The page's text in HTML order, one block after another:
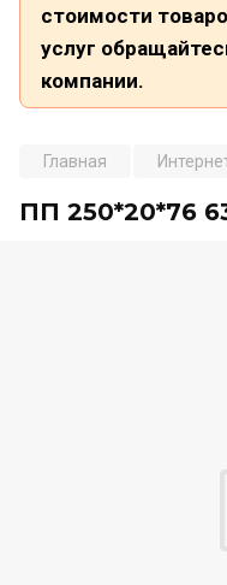
стоимости
услуг
компании.
Главная
ПП 250*20*76